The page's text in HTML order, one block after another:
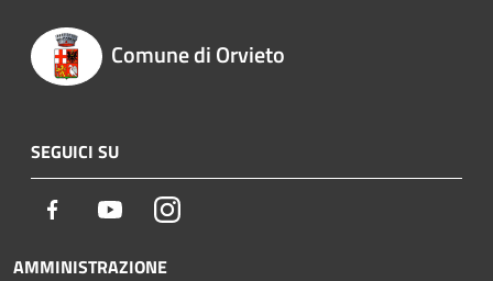
Comune di Orvieto
SEGUICI SU
Facebook YoutubeInstagram
AMMINISTRAZIONE